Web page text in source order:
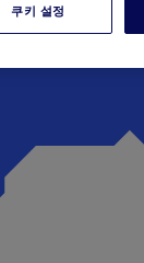
쿠키 설정